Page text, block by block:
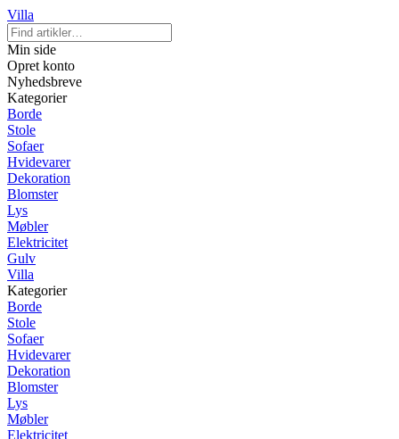
Villa
Min side
Opret konto
Nyhedsbreve
Kategorier
Borde
Stole
Sofaer
Hvidevarer
Dekoration
Blomster
Lys
Møbler
Elektricitet
Gulv
Villa
Kategorier
Borde
Stole
Sofaer
Hvidevarer
Dekoration
Blomster
Lys
Møbler
Elektricitet